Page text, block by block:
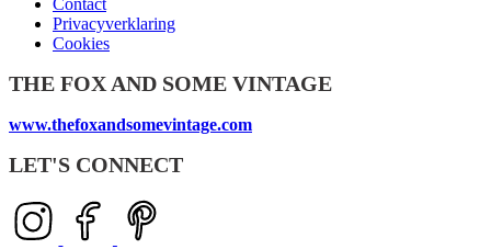
Privacyverklaring
Cookies
THE FOX AND SOME VINTAGE
www.thefoxandsomevintage.com
LET'S CONNECT